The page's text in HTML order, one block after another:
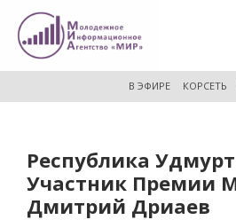
расширенный
В ЭФИРЕ КОРСЕТЬ
Республика
Участник Премии
Дмитрий Дриаев